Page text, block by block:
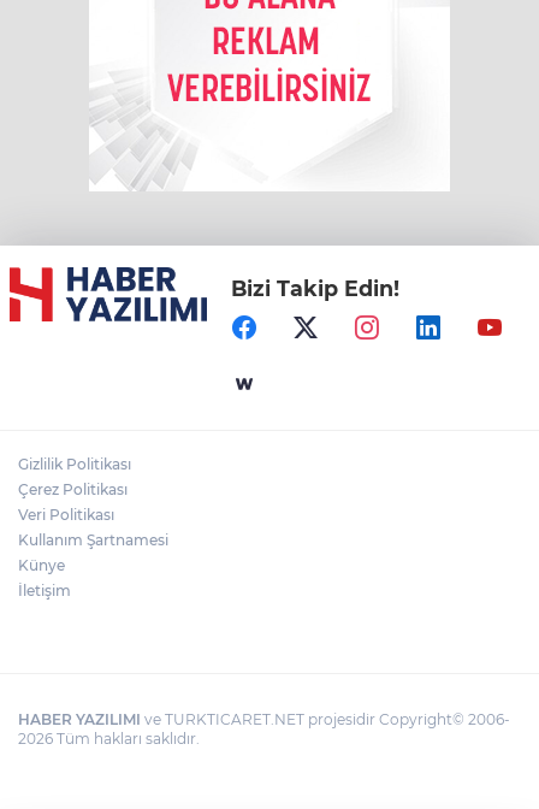
Bizi Takip Edin!
Gizlilik Politikası
Çerez Politikası
Veri Politikası
Kullanım Şartnamesi
Künye
İletişim
HABER YAZILIMI ve TURKTICARET.NET projesidir Copyright© 2006-
2026 Tüm hakları saklıdır.